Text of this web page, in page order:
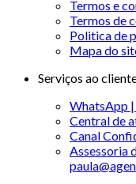
Termos e
Termos de
Politica de
Mapa do
Serviços ao
WhatsApp
Central de
Canal
Assessoria